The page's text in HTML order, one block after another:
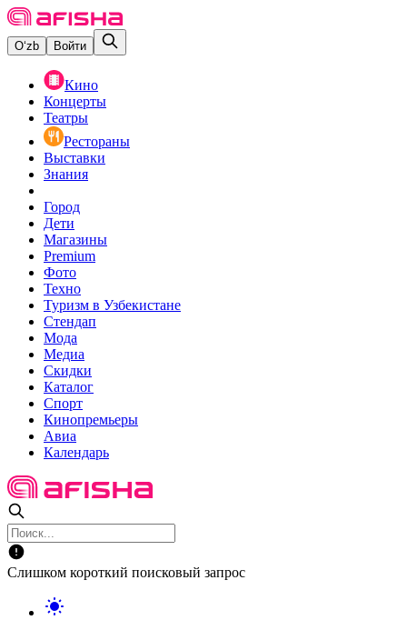
O‘zb Войти
Кино
Концерты
Театры
Рестораны
Выставки
Знания
Город
Дети
Магазины
Premium
Фото
Техно
Туризм в Узбекистане
Стендап
Мода
Медиа
Скидки
Каталог
Спорт
Кинопремьеры
Авиа
Календарь
Слишком короткий поисковый запрос